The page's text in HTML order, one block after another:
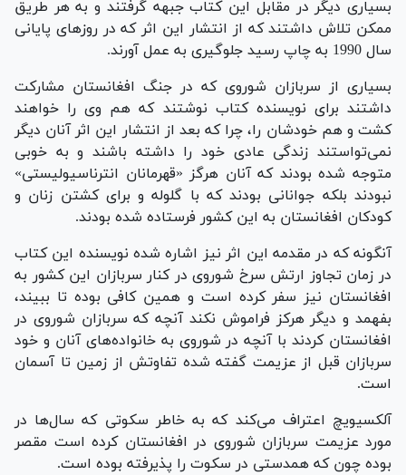
بسیاری دیگر در مقابل این کتاب جبهه گرفتند و به هر طریق
ممکن تلاش داشتند که از انتشار این اثر که در روزهای پایانی
سال 1990 به چاپ رسید جلوگیری به عمل آورند.
بسیاری از سربازان شوروی که در جنگ افغانستان مشارکت
داشتند برای نویسنده کتاب نوشتند که هم وی را خواهند
کشت و هم خودشان را، چرا که بعد از انتشار این اثر آنان دیگر
نمی‌تواستند زندگی عادی خود را داشته باشند و به خوبی
متوجه شده بودند که آنان هرگز «قهرمانان انترناسیولیستی»
نبودند بلکه جوانانی بودند که با گلوله و برای کشتن زنان و
کودکان افغانستان به این کشور فرستاده شده بودند.
آنگونه که در مقدمه این اثر نیز اشاره شده نویسنده این کتاب
در زمان تجاوز ارتش سرخ شوروی در کنار سربازان این کشور به
افغانستان نیز سفر کرده است و همین کافی بوده تا ببیند،
بفهمد و دیگر هرکز فراموش نکند آنچه که سربازان شوروی در
افغانستان کردند با آنچه در شوروی به خانواده‌های آنان و خود
سربازان قبل از عزیمت گفته شده تفاوتش از زمین تا آسمان
است.
آلکسیویچ اعتراف می‌کند که به خاطر سکوتی که سال‌ها در
مورد عزیمت سربازان شوروی در افغانستان کرده است مقصر
بوده چون که همدستی در سکوت را پذیرفته بوده است.